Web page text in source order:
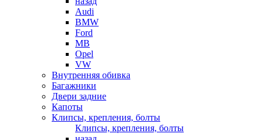
Audi
BMW
Ford
MB
Opel
VW
Внутренняя обивка
Багажники
Двери задние
Капоты
Клипсы, крепления, болты
Клипсы, крепления, болты